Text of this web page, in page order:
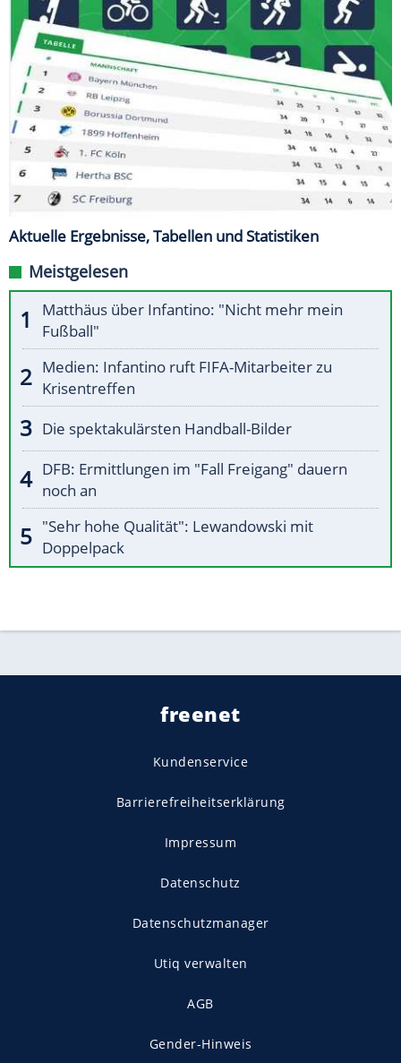
Aktuelle Ergebnisse, Tabellen und Statistiken
Meistgelesen
Matthäus über Infantino: "Nicht mehr mein
Fußball"
Medien: Infantino ruft FIFA-Mitarbeiter zu
Krisentreffen
Die spektakulärsten Handball-Bilder
DFB: Ermittlungen im "Fall Freigang" dauern
noch an
"Sehr hohe Qualität": Lewandowski mit
Doppelpack
freenet
Kundenservice
Barrierefreiheitserklärung
Impressum
Datenschutz
Datenschutzmanager
Utiq verwalten
AGB
Gender-Hinweis